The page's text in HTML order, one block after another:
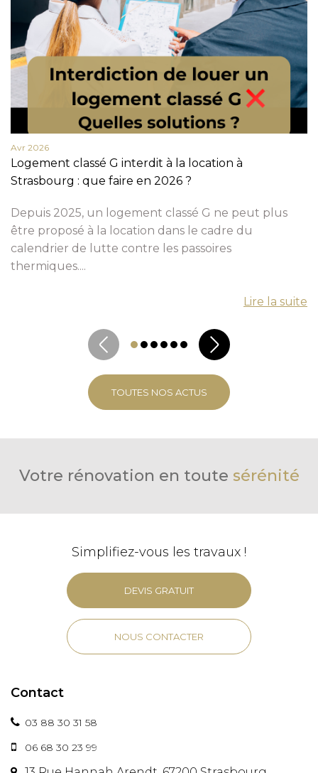
Avr 2026
Logement classé G interdit à la location à
Strasbourg : que faire en 2026 ?
Depuis 2025, un logement classé G ne peut plus
être proposé à la location dans le cadre du
calendrier de lutte contre les passoires
thermiques....
Lire la suite
TOUTES NOS ACTUS
Votre rénovation en toute sérénité
Simplifiez-vous les travaux !
DEVIS GRATUIT
NOUS CONTACTER
Contact
03 88 30 31 58
06 68 30 23 99